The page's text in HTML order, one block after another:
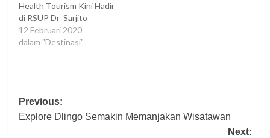
Health Tourism Kini Hadir
di RSUP Dr Sarjito
12 Februari 2020
dalam "Destinasi"
Post
navigation
Previous:
Explore Dlingo Semakin Memanjakan Wisatawan
Next: